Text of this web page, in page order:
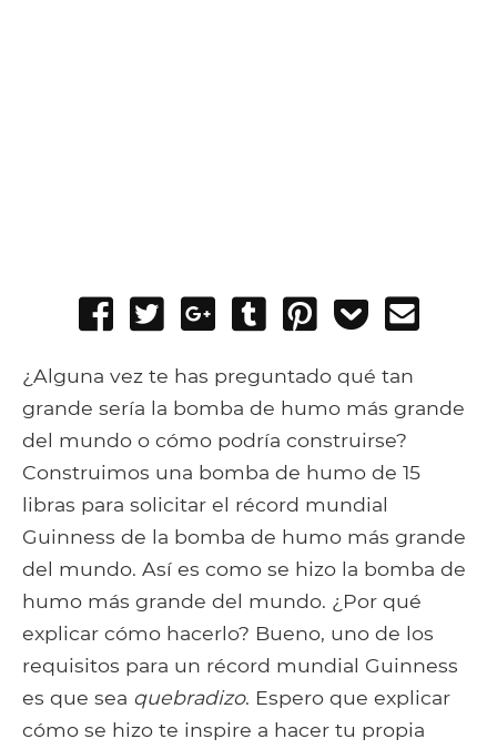
Share
Facebook
Tweet
Share
Google+
Post
Tumblr
Pin
Add
Pocket
¿Alguna vez te has preguntado qué tan
grande sería la bomba de humo más grande
del mundo o cómo podría construirse?
Construimos una bomba de humo de 15
libras para solicitar el récord mundial
Guinness de la bomba de humo más grande
del mundo. Así es como se hizo la bomba de
humo más grande del mundo. ¿Por qué
explicar cómo hacerlo? Bueno, uno de los
requisitos para un récord mundial Guinness
es que sea quebradizo. Espero que explicar
cómo se hizo te inspire a hacer tu propia